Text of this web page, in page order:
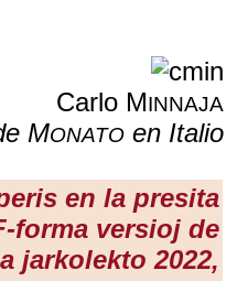
Carlo MINNAJA
MONATOen Italio
en la presita
forma versioj de
jarkolekto 2022,